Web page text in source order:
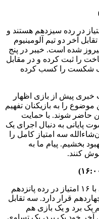
سعید دقیقی در خیبر با ۲۰ امتیاز در رده سیزدهم هستند و
در پنج تقابل آخر دو تیم آلومینیوم
شده است. خیبر در پنج
را ثبت کرده و در مقابل
یک شکست را کسب کرده
پیش از بازی اظهار
را به بازیکنان تفهیم
حاضر شوند. با حمایت
پایانی به دنبال اجرای یک
سه امتیاز کامل را
بخشیم. پیام ما به
کنند.
جدال حساس در انتهای جدول؛ نساجی با ۱۶ امتیاز در رده پانزدهم
در رتبه چهاردهم قرار دارد. سه تقابل
یک برد و یک بازی هم
خود یک برد، یک تساوی